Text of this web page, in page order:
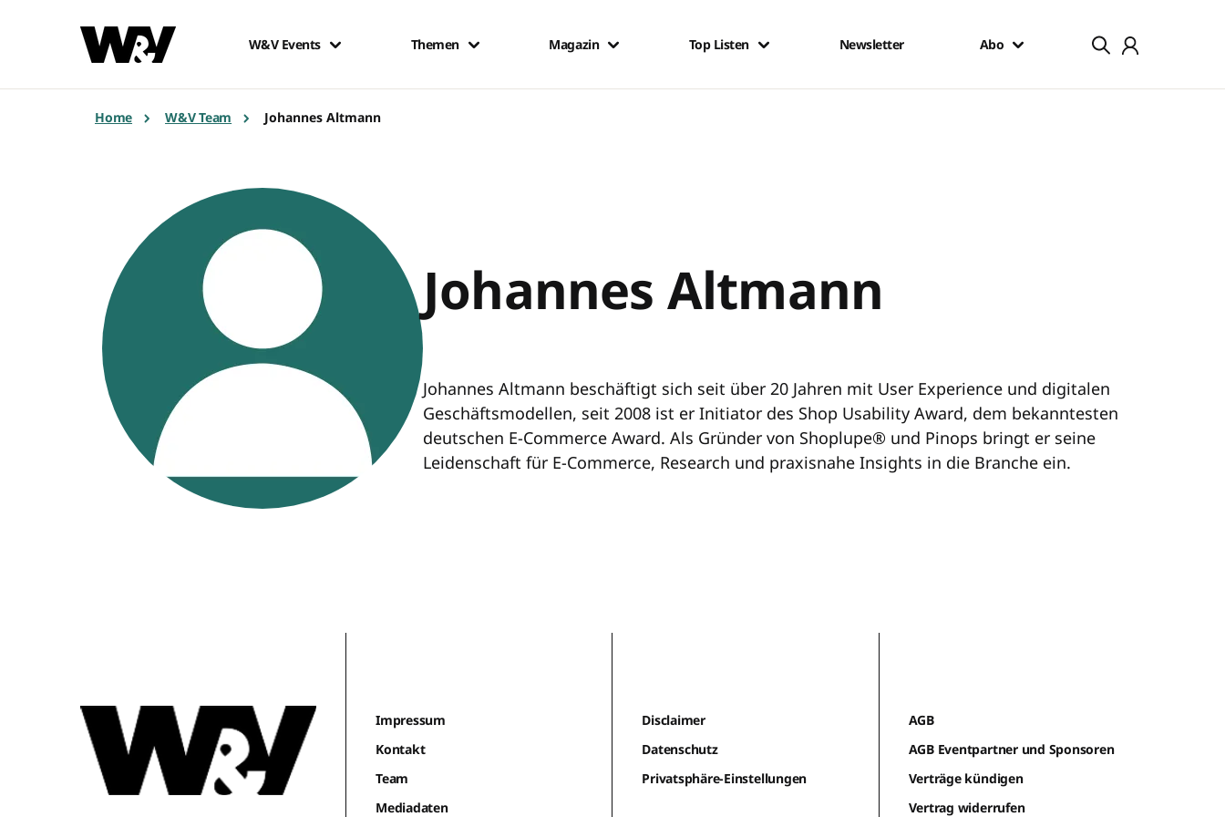
W&V Events Themen Magazin Top Listen Newsletter Abo
Home W&V Team Johannes Altmann
Johannes Altmann
Johannes Altmann beschäftigt sich seit über 20 Jahren mit User Experience und digitalen
Geschäftsmodellen, seit 2008 ist er Initiator des Shop Usability Award, dem bekanntesten
deutschen E-Commerce Award. Als Gründer von Shoplupe® und Pinops bringt er seine
Leidenschaft für E-Commerce, Research und praxisnahe Insights in die Branche ein.
Impressum
Kontakt
Team
Mediadaten
Disclaimer
Datenschutz
Privatsphäre-Einstellungen
AGB
AGB Eventpartner und Sponsoren
Verträge kündigen
Vertrag widerrufen